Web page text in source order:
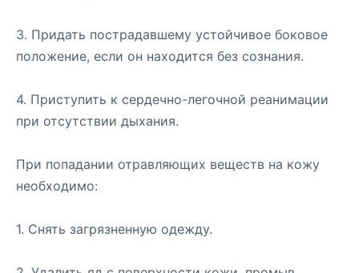
3. Придать пострадавшему устойчивое боковое
положение, если он находится без сознания.
4. Приступить к сердечно-легочной реанимации
при отсутствии дыхания.
При попадании отравляющих веществ на кожу
необходимо:
1. Снять загрязненную одежду.